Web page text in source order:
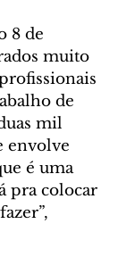
8 de
muito
de
mil
envolve
é uma
pra colocar